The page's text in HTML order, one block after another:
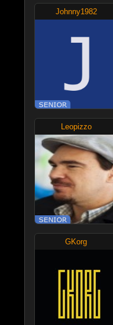
Johnny1982
Leopizzo
GKorg